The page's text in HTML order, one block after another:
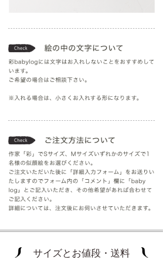
サイズとお値段・送料